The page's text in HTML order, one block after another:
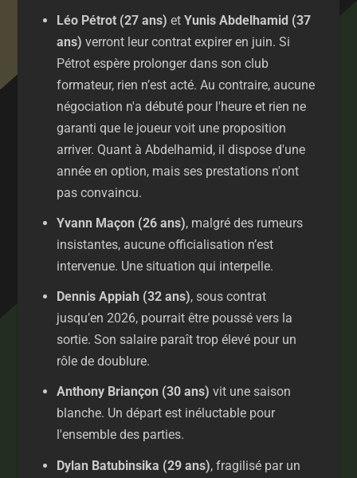
Léo Pétrot (27 ans) et Yunis Abdelhamid (37
ans) verront leur contrat expirer en juin. Si
Pétrot espère prolonger dans son club
formateur, rien n’est acté. Au contraire, aucune
négociation n'a débuté pour l'heure et rien ne
garanti que le joueur voit une proposition
arriver. Quant à Abdelhamid, il dispose d'une
année en option, mais ses prestations n'ont
pas convaincu.
Yvann Maçon (26 ans), malgré des rumeurs
insistantes, aucune officialisation n’est
intervenue. Une situation qui interpelle.
Dennis Appiah (32 ans), sous contrat
jusqu’en 2026, pourrait être poussé vers la
sortie. Son salaire paraît trop élevé pour un
rôle de doublure.
Anthony Briançon (30 ans) vit une saison
blanche. Un départ est inéluctable pour
l'ensemble des parties.
Dylan Batubinsika (29 ans), fragilisé par un